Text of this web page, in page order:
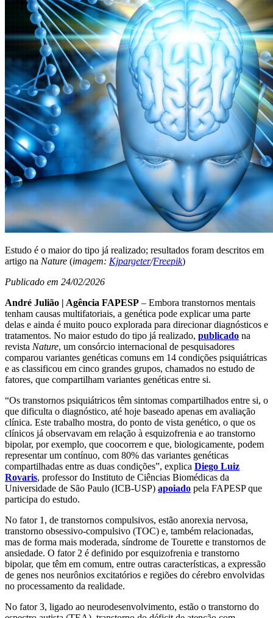
Estudo é o maior do tipo já realizado; resultados foram descritos em
artigo na Nature (imagem: Kjpargeter/Freepik)
Publicado em 24/02/2026
André Julião | Agência FAPESP – Embora transtornos mentais
tenham causas multifatoriais, a genética pode explicar uma parte
delas e ainda é muito pouco explorada para direcionar diagnósticos e
tratamentos. No maior estudo do tipo já realizado, publicado na
revista Nature, um consórcio internacional de pesquisadores
comparou variantes genéticas comuns em 14 condições psiquiátricas
e as classificou em cinco grandes grupos, chamados no estudo de
fatores, que compartilham variantes genéticas entre si.
“Os transtornos psiquiátricos têm sintomas compartilhados entre si, o
que dificulta o diagnóstico, até hoje baseado apenas em avaliação
clínica. Este trabalho mostra, do ponto de vista genético, o que os
clínicos já observavam em relação à esquizofrenia e ao transtorno
bipolar, por exemplo, que coocorrem e que, biologicamente, podem
representar um contínuo, com 80% das variantes genéticas
compartilhadas entre as duas condições”, explica Diego Luiz
Rovaris, professor do Instituto de Ciências Biomédicas da
Universidade de São Paulo (ICB-USP) apoiado pela FAPESP que
participa do estudo.
No fator 1, de transtornos compulsivos, estão anorexia nervosa,
transtorno obsessivo-compulsivo (TOC) e, também relacionadas,
mas de forma mais moderada, síndrome de Tourette e transtornos de
ansiedade. O fator 2 é definido por esquizofrenia e transtorno
bipolar, que têm em comum, entre outras características, a expressão
de genes nos neurônios excitatórios e regiões do cérebro envolvidas
no processamento da realidade.
No fator 3, ligado ao neurodesenvolvimento, estão o transtorno do